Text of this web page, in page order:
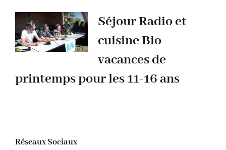
Séjour Radio et
cuisine Bio
vacances de
printemps pour les 11-16 ans
Réseaux Sociaux